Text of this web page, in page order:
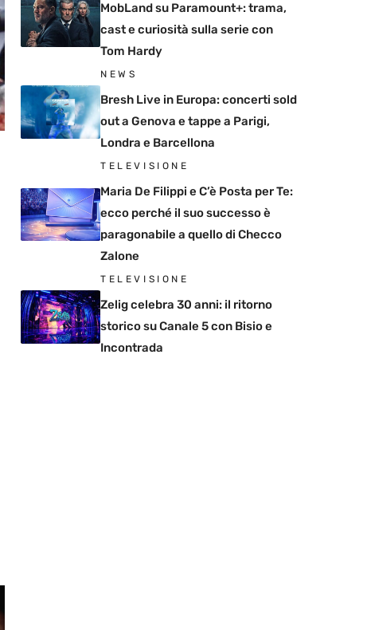
MobLand su Paramount+: trama,
cast e curiosità sulla serie con
Tom Hardy
NEWS
Bresh Live in Europa: concerti sold
out a Genova e tappe a Parigi,
Londra e Barcellona
TELEVISIONE
Maria De Filippi e C’è Posta per Te:
ecco perché il suo successo è
paragonabile a quello di Checco
Zalone
TELEVISIONE
Zelig celebra 30 anni: il ritorno
storico su Canale 5 con Bisio e
Incontrada